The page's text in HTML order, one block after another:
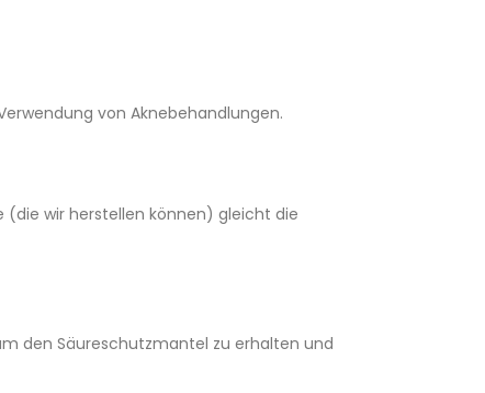
von Aknebehandlungen.
wir herstellen können) gleicht die
den Säureschutzmantel zu erhalten und